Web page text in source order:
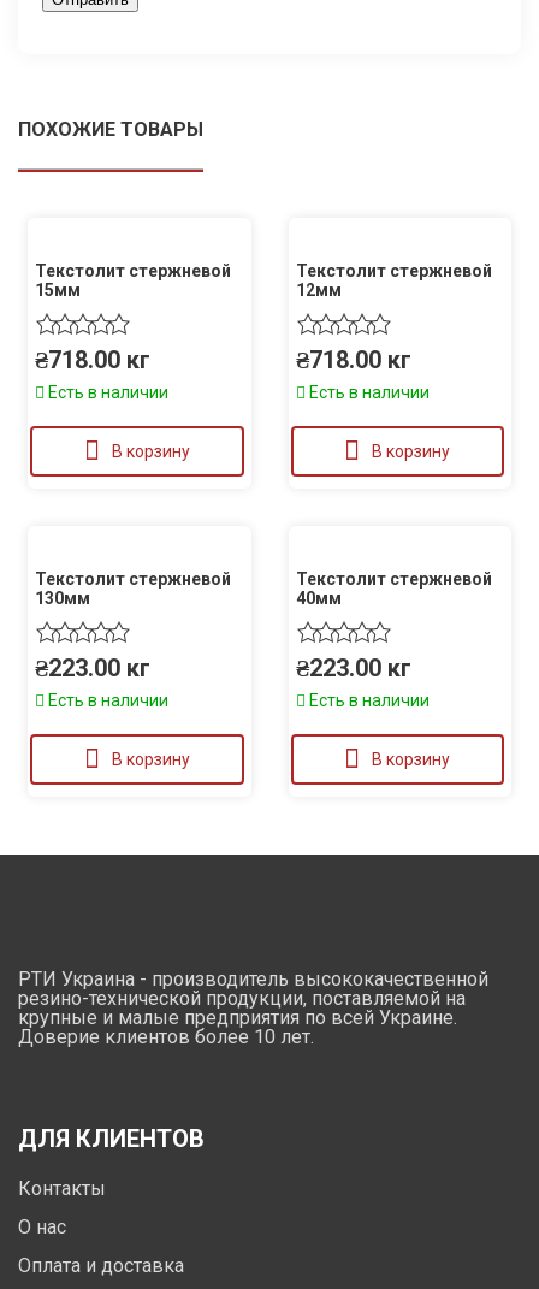
ПОХОЖИЕ ТОВАРЫ
Текстолит стержневой
15мм
₴718.00 кг
Есть в наличии
В корзину
Текстолит стержневой
12мм
₴718.00 кг
Есть в наличии
В корзину
Текстолит стержневой
130мм
₴223.00 кг
Есть в наличии
В корзину
Текстолит стержневой
40мм
₴223.00 кг
Есть в наличии
В корзину
РТИ Украина - производитель высококачественной
резино-технической продукции, поставляемой на
крупные и малые предприятия по всей Украине.
Доверие клиентов более 10 лет.
ДЛЯ КЛИЕНТОВ
Контакты
О нас
Оплата и доставка